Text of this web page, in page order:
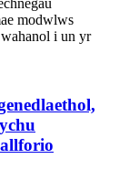
modwlws
i un yr